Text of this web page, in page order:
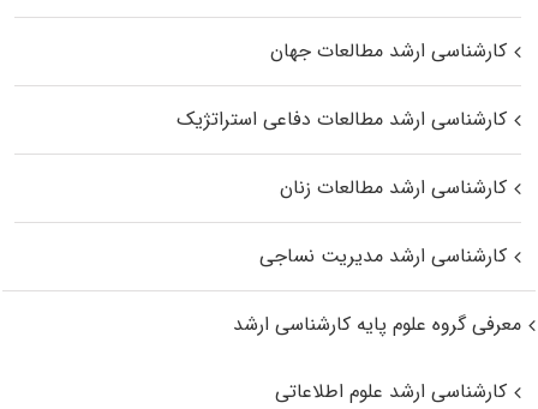
کارشناسی ارشد مطالعات جهان
کارشناسی ارشد مطالعات دفاعی استراتژیک
کارشناسی ارشد مطالعات زنان
کارشناسی ارشد مدیریت نساجی
معرفی گروه علوم پایه کارشناسی ارشد
کارشناسی ارشد علوم اطلاعاتی